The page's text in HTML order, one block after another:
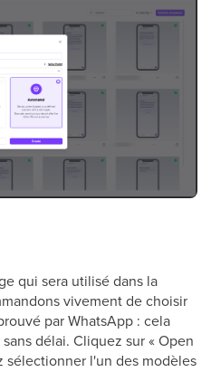
qui sera utilisé dans la
vivement de choisir
par WhatsApp : cela
délai. Cliquez sur « Open
sélectionner l'un des modèles